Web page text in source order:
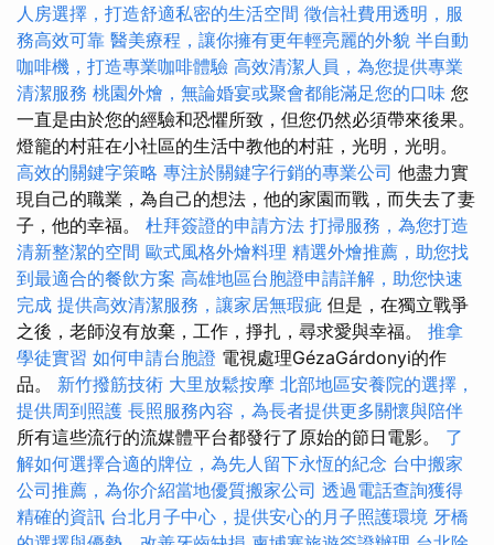
人房選擇，打造舒適私密的生活空間 徵信社費用透明，服
務高效可靠 醫美療程，讓你擁有更年輕亮麗的外貌 半自動
咖啡機，打造專業咖啡體驗 高效清潔人員，為您提供專業
清潔服務 桃園外燴，無論婚宴或聚會都能滿足您的口味 您
一直是由於您的經驗和恐懼所致，但您仍然必須帶來後果。
燈籠的村莊在小社區的生活中教他的村莊，光明，光明。
高效的關鍵字策略 專注於關鍵字行銷的專業公司 他盡力實
現自己的職業，為自己的想法，他的家園而戰，而失去了妻
子，他的幸福。 杜拜簽證的申請方法 打掃服務，為您打造
清新整潔的空間 歐式風格外燴料理 精選外燴推薦，助您找
到最適合的餐飲方案 高雄地區台胞證申請詳解，助您快速
完成 提供高效清潔服務，讓家居無瑕疵 但是，在獨立戰爭
之後，老師沒有放棄，工作，掙扎，尋求愛與幸福。 推拿
學徒實習 如何申請台胞證 電視處理GézaGárdonyi的作
品。 新竹撥筋技術 大里放鬆按摩 北部地區安養院的選擇，
提供周到照護 長照服務內容，為長者提供更多關懷與陪伴
所有這些流行的流媒體平台都發行了原始的節日電影。 了
解如何選擇合適的牌位，為先人留下永恆的紀念 台中搬家
公司推薦，為你介紹當地優質搬家公司 透過電話查詢獲得
精確的資訊 台北月子中心，提供安心的月子照護環境 牙橋